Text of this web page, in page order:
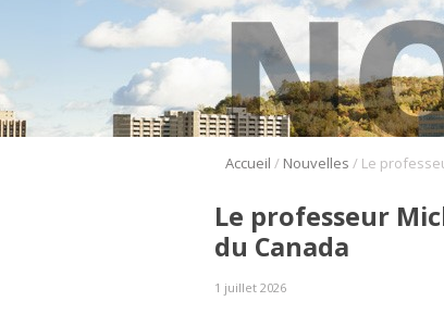
Accueil / Nouvelles /
Le professeur
du Canada
1 juillet 2026